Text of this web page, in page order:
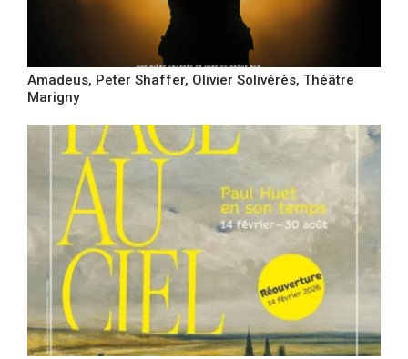
Amadeus, Peter Shaffer, Olivier Solivérès, Théâtre
Marigny